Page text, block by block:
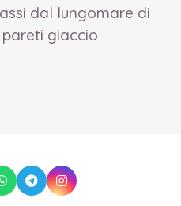
dal lungomare di
giaccio